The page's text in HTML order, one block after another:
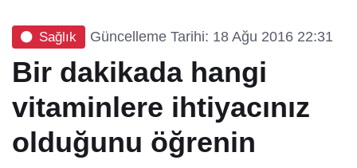
Sağlık Güncelleme Tarihi: 18 Ağu 2016 22:31
Bir dakikada hangi
vitaminlere ihtiyacınız
olduğunu öğrenin